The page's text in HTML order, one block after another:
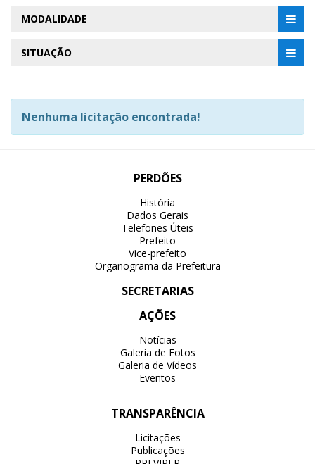
MODALIDADE
SITUAÇÃO
Nenhuma licitação encontrada!
PERDÕES
História
Dados Gerais
Telefones Úteis
Prefeito
Vice-prefeito
Organograma da Prefeitura
SECRETARIAS
AÇÕES
Notícias
Galeria de Fotos
Galeria de Vídeos
Eventos
TRANSPARÊNCIA
Licitações
Publicações